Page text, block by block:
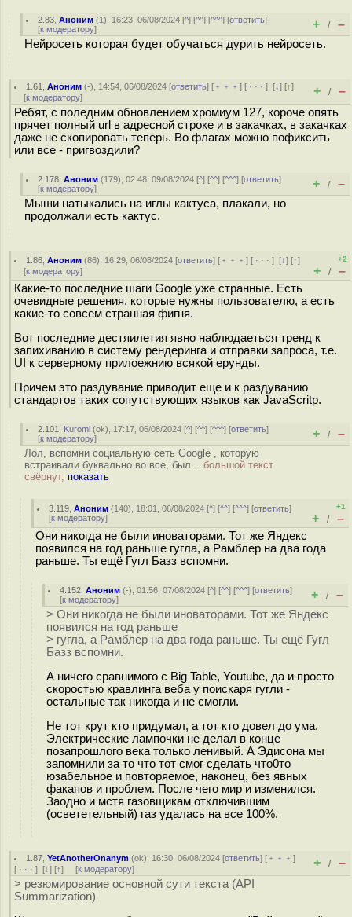
2.83 ,Аноним (1), 16:23, 06/08/2024 [^] [^^] [^^^] [ответить]
[к модератору] + / –
Нейросеть которая будет обучаться дурить нейросеть.
1.61 ,Аноним (-), 14:54, 06/08/2024 [ответить] [ ﹢﹢﹢] [ · · ·][↓] [↑]
[к модератору] + / –
Ребят, с поледним обновлением хромиум 127, короче опять
прячет полный url в адресной строке и в закачках, в закачках
даже не скопировать теперь. Во флагах можно пофиксить
или все - пригвоздили?
2.178 ,Аноним (179), 02:48, 09/08/2024 [^] [^^] [^^^] [ответить]
[к модератору] + / –
Мыши натыкались на иглы кактуса, плакали, но
продолжали есть кактус.
1.86 ,Аноним (86), 16:29, 06/08/2024 [ответить] [ ﹢﹢﹢] [ · · ·][↓] [↑]
[к модератору]
+2
+ / –
Какие-то последние шаги Google уже странные. Есть
очевидные решения, которые нужны пользователю, а есть
какие-то совсем странная фигня.
Вот последние дестяилетия явно наблюдаеться тренд к
запихиванию в систему рендеринга и отправки запроса, т.е.
UI к серверному прилоежнию всякой ерунды.
Причем это раздувание приводит еще и к раздуванию
стандартов таких сопутствующих языков как JavaScritp.
2.101 Kuromi (ok), 17:17, 06/08/2024 [^] [^^] [^^^] [ответить]
[к модератору] + / –
Лол, вспомни социальную сеть Google , которую
встраивали буквально во все, был... большой текст
свёрнут, показать
3.119 ,Аноним (140), 18:01, 06/08/2024 [^] [^^] [^^^] [ответить]
[к модератору]
+1
+ / –
Они никогда не были иноваторами. Тот же Яндекс
появился на год раньше гугла, а Рамблер на два года
раньше. Ты ещё Гугл Базз вспомни.
4.152 ,Аноним (-), 01:56, 07/08/2024 [^] [^^] [^^^] [ответить]
[к модератору] + / –
> Они никогда не были иноваторами. Тот же Яндекс
появился на год раньше
> гугла, а Рамблер на два года раньше. Ты ещё Гугл
Базз вспомни.
А ничего сравнимого с Big Table, Youtube, да и просто
скоростью кравлинга веба у поискаря гугли -
остальные так никогда и не смогли.
Не тот крут кто придумал, а тот кто довел до ума.
Электрические лампочки не делал в конце
позапрошлого века только ленивый. А Эдисона мы
запомнили за то что тот смог сделать что0то
юзабельное и повторяемое, наконец, без явных
факапов и проблем. После чего мир и изменился.
Заодно и мстя газовщикам отключившим
(освететельный) газ удалась на все 100%.
1.87 ,YetAnotherOnanym (ok), 16:30, 06/08/2024 [ответить] [ ﹢﹢﹢]
[ · · · ] [↓] [↑] [к модератору] + / –
> резюмирование основной сути текста (API
Summarization)